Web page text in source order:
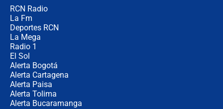
RCN Radio
La Fm
Deportes RCN
La Mega
Radio 1
El Sol
Alerta Bogotá
Alerta Cartagena
Alerta Paisa
Alerta Tolima
Alerta Bucaramanga